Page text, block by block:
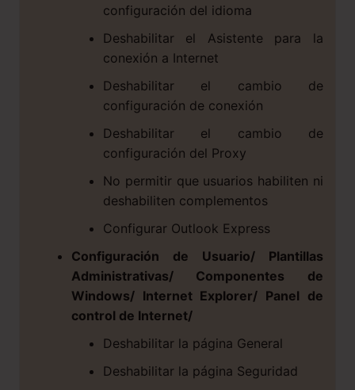
configuración del idioma
Deshabilitar el Asistente para la
conexión a Internet
Deshabilitar el cambio de
configuración de conexión
Deshabilitar el cambio de
configuración del Proxy
No permitir que usuarios habiliten ni
deshabiliten complementos
Configurar Outlook Express
Configuración de Usuario/ Plantillas
Administrativas/ Componentes de
Windows/ Internet Explorer/ Panel de
control de Internet/
Deshabilitar la página General
Deshabilitar la página Seguridad